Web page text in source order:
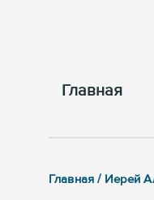
Главная
Главная / Иерей